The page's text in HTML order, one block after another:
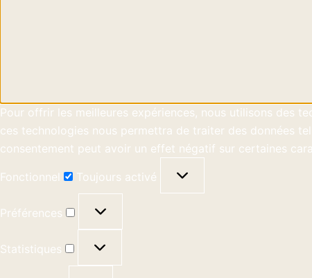
Pour offrir les meilleures expériences, nous utilisons des
ces technologies nous permettra de traiter des données
consentement peut avoir un effet négatif sur certaines
Fonctionnel Toujours activé
Préférences
Statistiques